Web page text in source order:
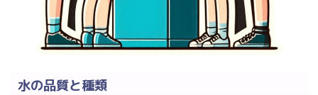
水の品質と種類